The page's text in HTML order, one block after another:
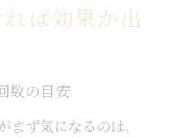
ば効果が出
数の目安
ず気になるのは、